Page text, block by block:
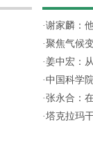
·谢家麟：
·聚焦气候
·姜中宏：
·中国科学
·张永合：
·塔克拉玛